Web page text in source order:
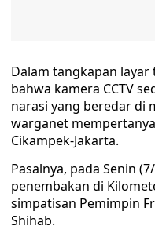
Dalam tangkapan
bahwa kamera CCTV
narasi yang beredar di
warganet
Cikampek-Jakarta.
Pasalnya, pada Senin
penembakan di
simpatisan Pemimpin
Shihab.